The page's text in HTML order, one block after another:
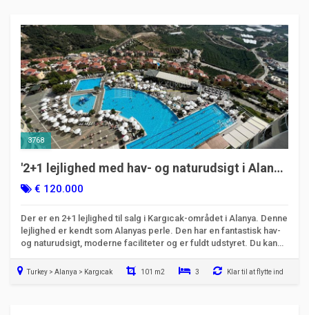
3768
'2+1 lejlighed med hav- og naturudsigt i Alanya
Kargicak - Gold City Main Building'
€ 120.000
Der er en 2+1 lejlighed til salg i Kargıcak-området i Alanya. Denne
lejlighed er kendt som Alanyas perle. Den har en fantastisk hav-
og naturudsigt, moderne faciliteter og er fuldt udstyret. Du kan
Turkey > Alanya > Kargıcak 101 m2 3 Klar til at flytte ind